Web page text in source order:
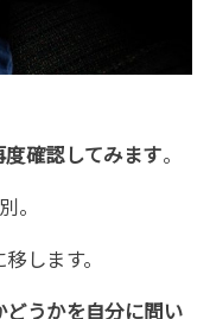
度確認してみます。
。
します。
どうかを自分に問い